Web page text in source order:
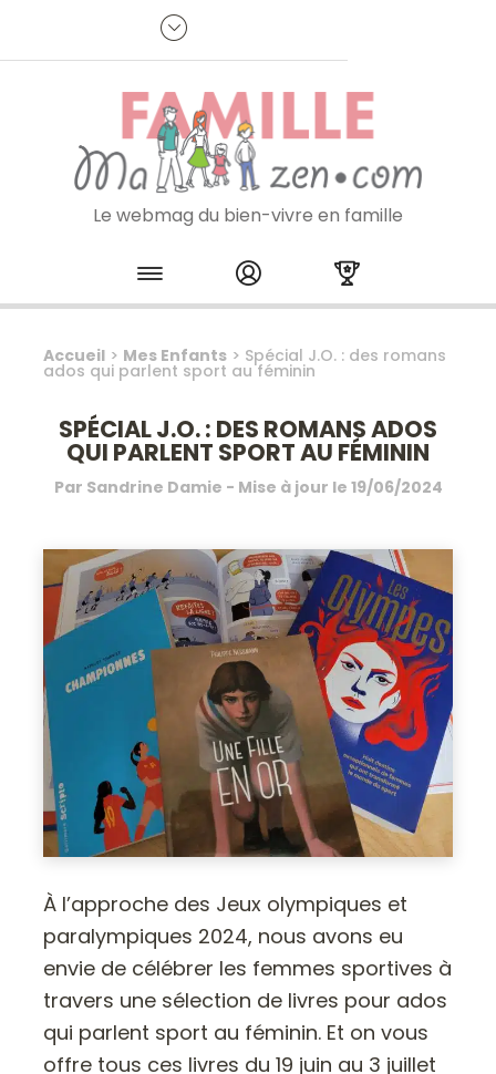
Je m'inscris à la newsletter
Le webmag du bien-vivre en famille
Skip to content
Accueil > Mes Enfants > Spécial J.O. : des romans
ados qui parlent sport au féminin
SPÉCIAL J.O. : DES ROMANS ADOS
QUI PARLENT SPORT AU FÉMININ
Par Sandrine Damie - Mise à jour le 19/06/2024
À l’approche des Jeux olympiques et
paralympiques 2024, nous avons eu
envie de célébrer les femmes sportives à
travers une sélection de livres pour ados
qui parlent sport au féminin. Et on vous
offre tous ces livres du 19 juin au 3 juillet
Panneau de gestion des cookies